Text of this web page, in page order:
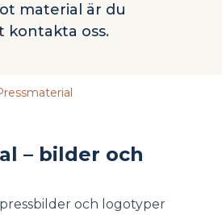
material är du
kontakta oss.
– bilder och
och logotyper